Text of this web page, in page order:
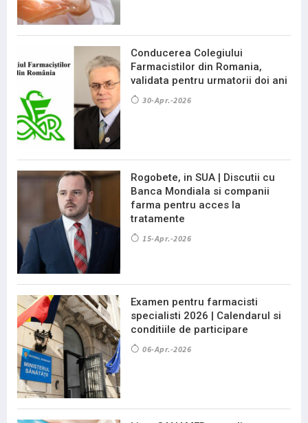
Conducerea Colegiului
Farmacistilor din Romania,
validata pentru urmatorii doi ani
30-Apr.-2026
Rogobete, in SUA | Discutii cu
Banca Mondiala si companii
farma pentru acces la
tratamente
15-Apr.-2026
Examen pentru farmacisti
specialisti 2026 | Calendarul si
conditiile de participare
06-Apr.-2026